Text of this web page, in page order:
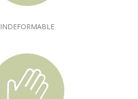
INDEFORMABLE